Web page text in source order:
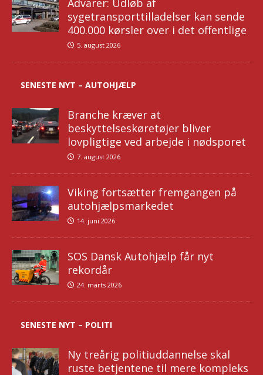
Advarer: Udløb af
sygetransporttilladelser kan sende
400.000 kørsler over i det offentlige
5. august 2026
SENESTE NYT – AUTOHJÆLP
Branche kræver at
beskyttelseskøretøjer bliver
lovpligtige ved arbejde i nødsporet
7. august 2026
Viking fortsætter fremgangen på
autohjælpsmarkedet
14. juni 2026
SOS Dansk Autohjælp får nyt
rekordår
24. marts 2026
SENESTE NYT – POLITI
Ny treårig politiuddannelse skal
ruste betjentene til mere kompleks